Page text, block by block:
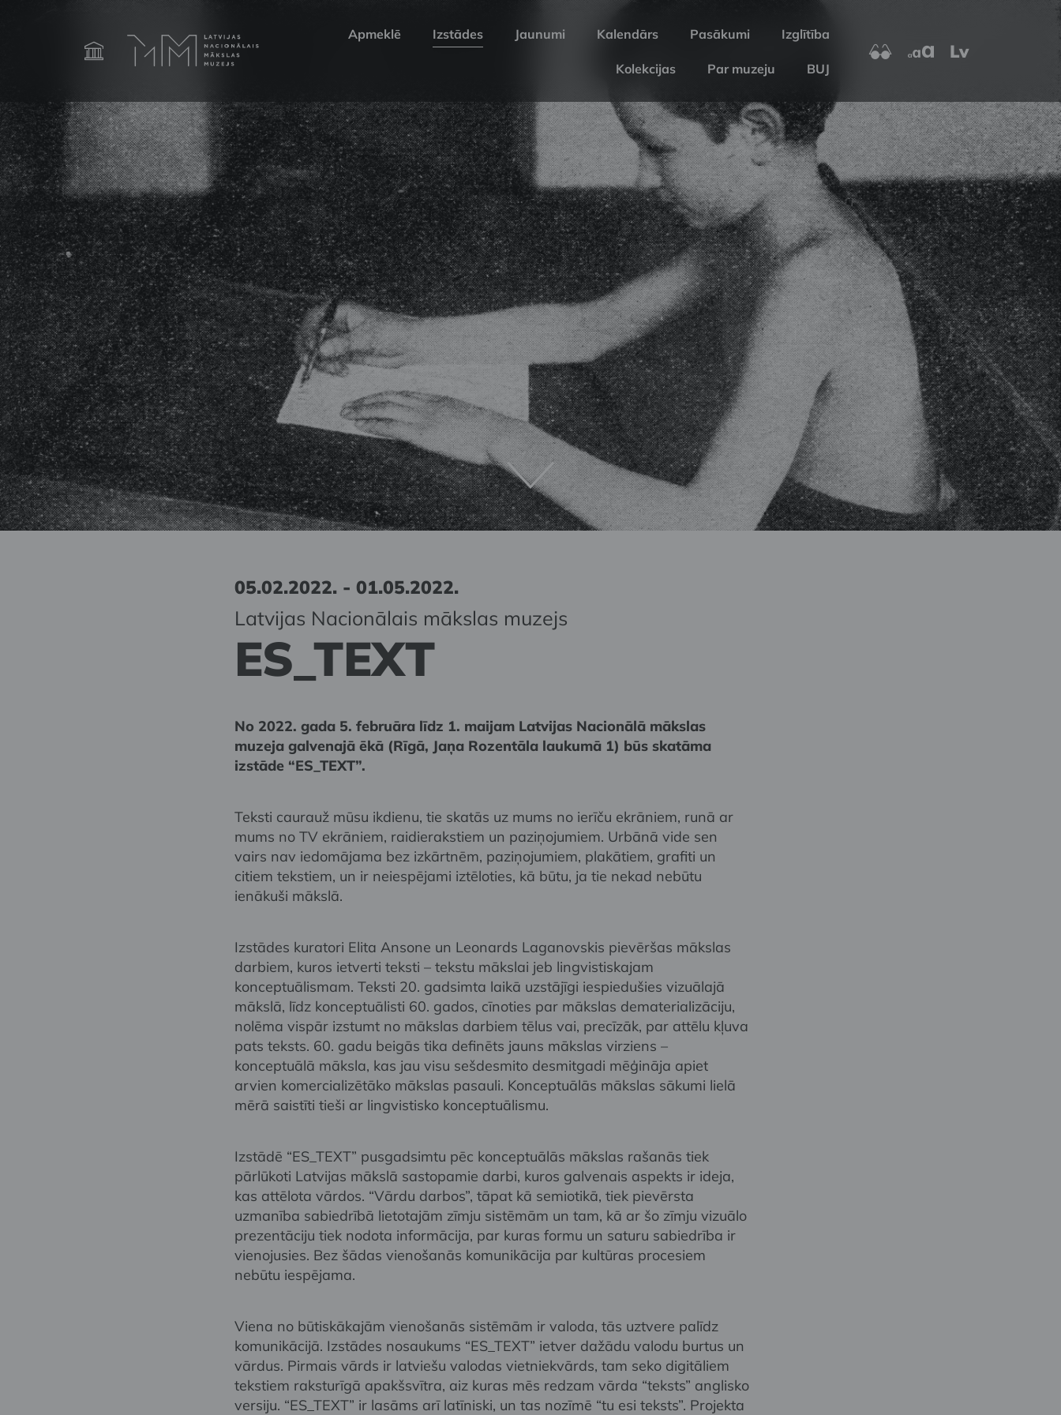
Apmeklē Izstādes Jaunumi Kalendārs Pasākumi Izglītība
Kolekcijas Par muzeju BUJ
Lv
05.02.2022. - 01.05.2022.
Latvijas Nacionālais mākslas muzejs
ES_TEXT
No 2022. gada 5. februāra līdz 1. maijam Latvijas Nacionālā mākslas
muzeja galvenajā ēkā (Rīgā, Jaņa Rozentāla laukumā 1) būs skatāma
izstāde “ES_TEXT”.
Teksti caurauž mūsu ikdienu, tie skatās uz mums no ierīču ekrāniem, runā ar
mums no TV ekrāniem, raidierakstiem un paziņojumiem. Urbānā vide sen
vairs nav iedomājama bez izkārtnēm, paziņojumiem, plakātiem, grafiti un
citiem tekstiem, un ir neiespējami iztēloties, kā būtu, ja tie nekad nebūtu
ienākuši mākslā.
Izstādes kuratori Elita Ansone un Leonards Laganovskis pievēršas mākslas
darbiem, kuros ietverti teksti – tekstu mākslai jeb lingvistiskajam
konceptuālismam. Teksti 20. gadsimta laikā uzstājīgi iespiedušies vizuālajā
mākslā, līdz konceptuālisti 60. gados, cīnoties par mākslas dematerializāciju,
nolēma vispār izstumt no mākslas darbiem tēlus vai, precīzāk, par attēlu kļuva
pats teksts. 60. gadu beigās tika definēts jauns mākslas virziens –
konceptuālā māksla, kas jau visu sešdesmito desmitgadi mēģināja apiet
arvien komercializētāko mākslas pasauli. Konceptuālās mākslas sākumi lielā
mērā saistīti tieši ar lingvistisko konceptuālismu.
Izstādē “ES_TEXT” pusgadsimtu pēc konceptuālās mākslas rašanās tiek
pārlūkoti Latvijas mākslā sastopamie darbi, kuros galvenais aspekts ir ideja,
kas attēlota vārdos. “Vārdu darbos”, tāpat kā semiotikā, tiek pievērsta
uzmanība sabiedrībā lietotajām zīmju sistēmām un tam, kā ar šo zīmju vizuālo
prezentāciju tiek nodota informācija, par kuras formu un saturu sabiedrība ir
vienojusies. Bez šādas vienošanās komunikācija par kultūras procesiem
nebūtu iespējama.
Viena no būtiskākajām vienošanās sistēmām ir valoda, tās uztvere palīdz
komunikācijā. Izstādes nosaukums “ES_TEXT” ietver dažādu valodu burtus un
vārdus. Pirmais vārds ir latviešu valodas vietniekvārds, tam seko digitāliem
tekstiem raksturīgā apakšsvītra, aiz kuras mēs redzam vārda “teksts” anglisko
versiju. “ES_TEXT” ir lasāms arī latīniski, un tas nozīmē “tu esi teksts”. Projekta